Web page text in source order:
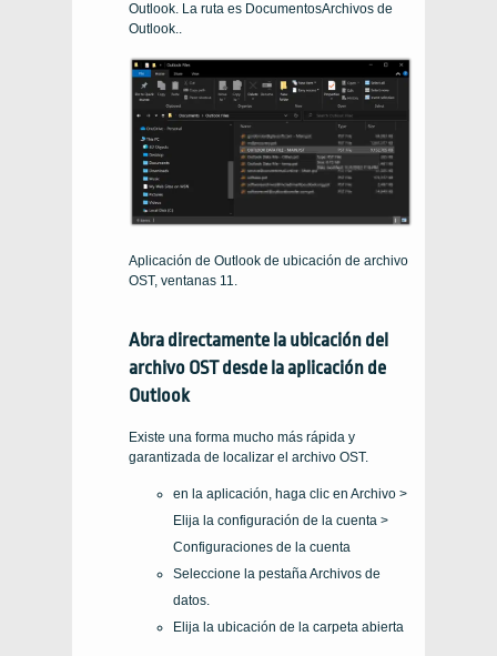
Outlook. La ruta es DocumentosArchivos de
Outlook..
Aplicación de Outlook de ubicación de archivo
OST, ventanas 11.
Abra directamente la ubicación del
archivo OST desde la aplicación de
Outlook
Existe una forma mucho más rápida y
garantizada de localizar el archivo OST.
en la aplicación, haga clic en Archivo >
Elija la configuración de la cuenta >
Configuraciones de la cuenta
Seleccione la pestaña Archivos de
datos.
Elija la ubicación de la carpeta abierta